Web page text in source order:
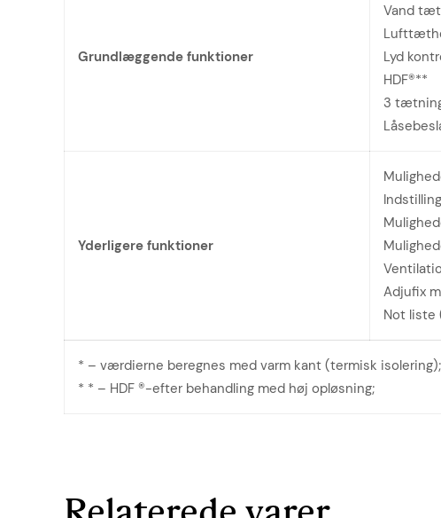
Grundlæggende funktioner
Vand
Lyd
HDF®**
3
Yderligere funktioner
Adjufix
Not liste
* – værdierne beregnes med varm kant (termisk isolering);
* * – HDF ®-efter behandling med høj opløsning;